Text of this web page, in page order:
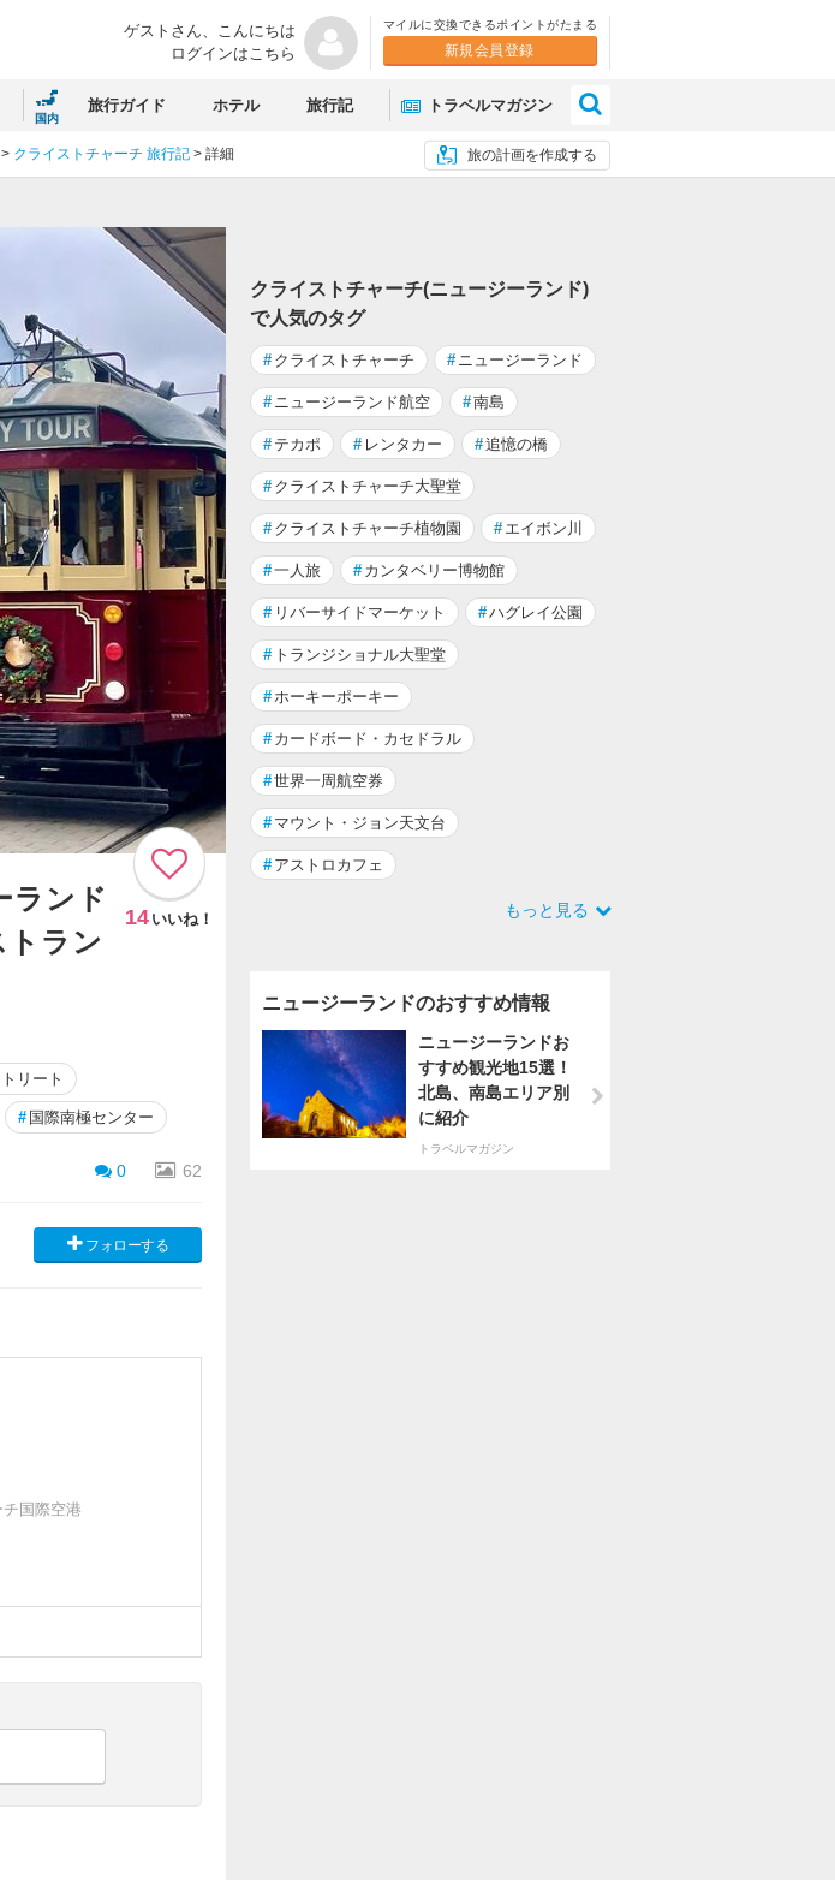
ゲストさん、 こんにちは
ログインはこちら
マイルに交換できるポイントがたまる
新規会員登録
国内
旅行ガイド ホテル 旅行記 トラベルマガジン
旅の計画を作成する
> クライストチャーチ 旅行記 > 詳細
ランド
ラン
14 いいね！
リート
# 国際南極センター
0 62
フォローする
国際空港
クライストチャーチ(ニュージーランド)
で人気のタグ
# クライストチャーチ # ニュージーランド
# ニュージーランド航空 #南島
# テカポ # レンタカー #追憶の橋
# クライストチャーチ大聖堂
# クライストチャーチ植物園 # エイボン川
#一人旅 # カンタベリー博物館
# リバーサイドマーケット #ハグレイ公園
# トランジショナル大聖堂
#ホーキーポーキー
# カードボード・カセドラル
#世界一周航空券
# マウント・ジョン天文台
# アストロカフェ
もっと見る
ニュージーランドのおすすめ情報
ニュージーランドお
すすめ観光地15選！
北島、南島エリア別
に紹介
トラベルマガジン